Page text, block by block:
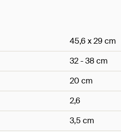
45,6 x 29 cm
32 - 38 cm
20 cm
2,6
3,5 cm